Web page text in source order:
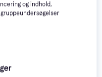
og indhold,